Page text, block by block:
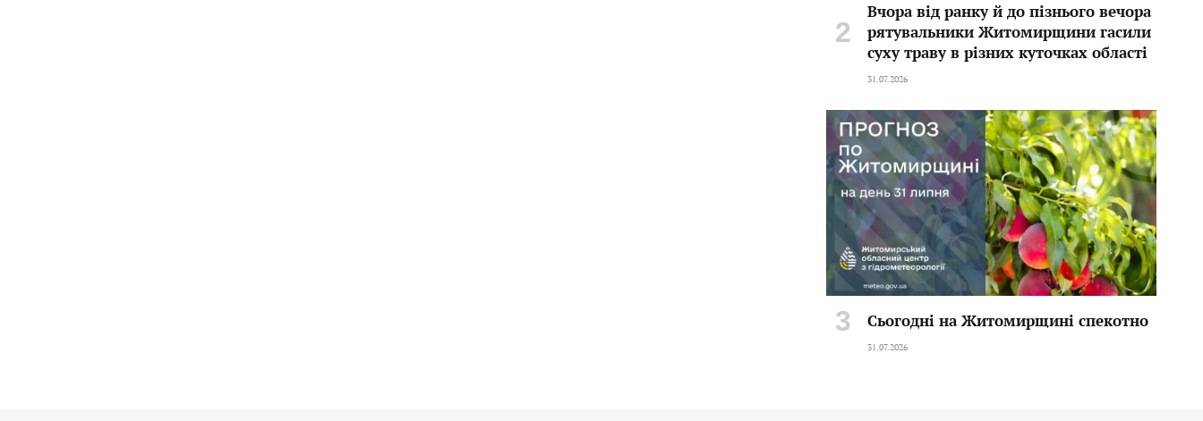
Вчора від ранку й до пізнього вечора
рятувальники Житомирщини гасили
суху траву в різних куточках області
31.07.2026
Сьогодні на Житомирщині спекотно
31.07.2026